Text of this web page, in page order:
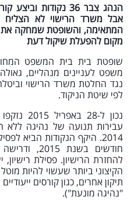
הנהג צבר 36 נקודות
אבל משרד הרישוי לא
המתאימה, והשופטת שמחקה את
מקום להפעלת שיקול דעת
שופטת בית בית המשפט
משפט לעניינים מנהליים,
נגד החלטת משרד הרישוי
לפי שיטת הניקוד.
2014. היקף הנקודות הביא
חודשים בשנת
להחזרת הרישיון. פסילת רישיון,
הקיצוני ביותר שעשוי להיות
תיקון אחרים, כגון קורסים
"נהיגה מונעת").